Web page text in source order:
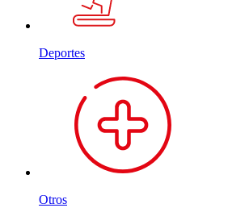
Deportes
Otros